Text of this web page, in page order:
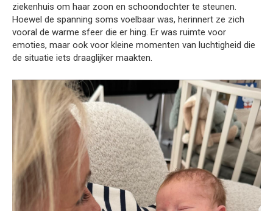
ziekenhuis om haar zoon en schoondochter te steunen.
Hoewel de spanning soms voelbaar was, herinnert ze zich
vooral de warme sfeer die er hing. Er was ruimte voor
emoties, maar ook voor kleine momenten van luchtigheid die
de situatie iets draaglijker maakten.